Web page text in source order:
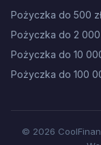
Pożyczka do 500 zł
Pożyczka do 2 000
Pożyczka do 10
Pożyczka do 100
© 2026